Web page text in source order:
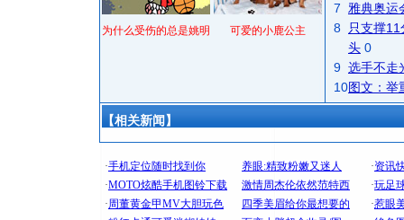
为什么受伤的总是姚明 可爱的小鹿公主
7
雅典奥运
8
只支撑
头 0
9 选手不走
10图文：举
【相关新闻】
你太多
要平安
[圣诞节]